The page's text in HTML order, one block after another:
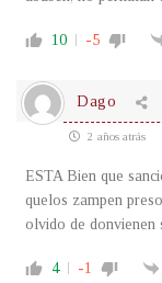
10 -5
Dago
2 años atrás
ESTA Bien que
quelos zampen
olvido de donvienen
4 -1